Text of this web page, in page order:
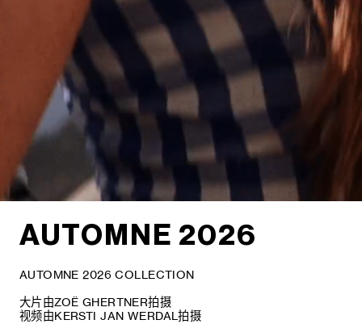
AUTOMNE 2026
AUTOMNE 2026 COLLECTION
大片由ZOË GHERTNER拍摄
视频由KERSTI JAN WERDAL拍摄